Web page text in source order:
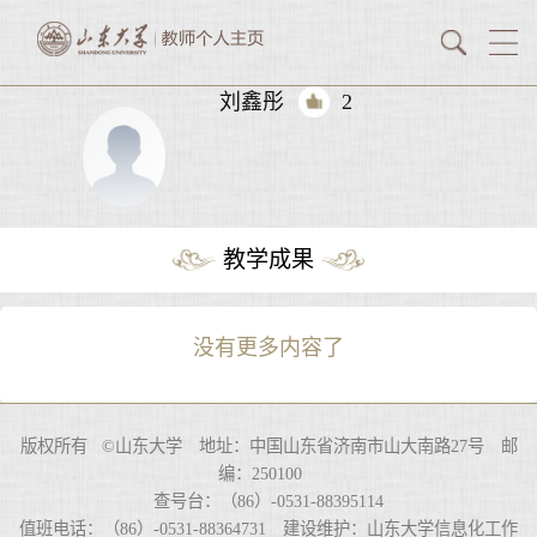
刘鑫彤 2
教学成果
没有更多内容了
版权所有 ©山东大学 地址：中国山东省济南市山大南路27号 邮
编：250100
查号台：（86）-0531-88395114
值班电话：（86）-0531-88364731 建设维护：山东大学信息化工作